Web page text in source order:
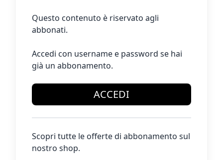
Questo contenuto è riservato agli
abbonati.
Accedi con username e password se hai
già un abbonamento.
ACCEDI
Scopri tutte le offerte di abbonamento sul
nostro shop.